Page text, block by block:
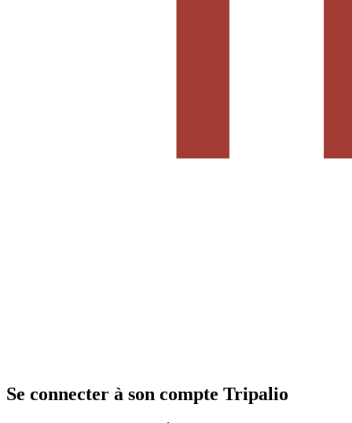
Se connecter à son compte Tripalio